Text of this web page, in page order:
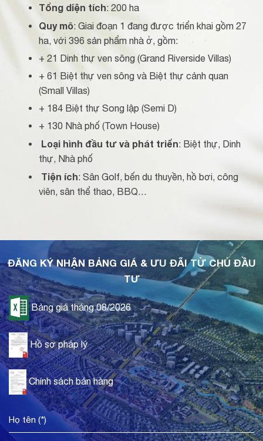
Tổng diện tích: 200 ha
Quy mô: Giai đoạn 1 đang được triển khai gồm 27
ha, với 396 sản phẩm nhà ở, gồm:
+ 21 Dinh thự ven sông (Grand Riverside Villas)
+ 61 Biệt thự ven sông và Biệt thự cảnh quan
(Small Villas)
+ 184 Biệt thự Song lập (Semi D)
+ 130 Nhà phố (Town House)
Loại hình đầu tư và phát triển: Biệt thự, Dinh
thự, Nhà phố
Tiện ích: Sân Golf, bến du thuyền, hồ bơi, công
viên, sân thể thao, BBQ…
ĐĂNG KÝ NHẬN BẢNG GIÁ & ƯU ĐÃI TỪ CHỦ ĐẦU
TƯ
Bảng giá tháng 08/2026
Hồ sơ pháp lý
Chính sách bán hàng